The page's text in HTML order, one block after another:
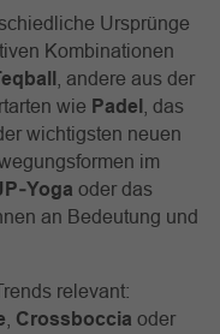
Ursprünge
Kombinationen
, andere aus der
wie Padel
, das
wichtigsten neuen
im
oder das
an Bedeutung und
relevant:
Crossboccia oder